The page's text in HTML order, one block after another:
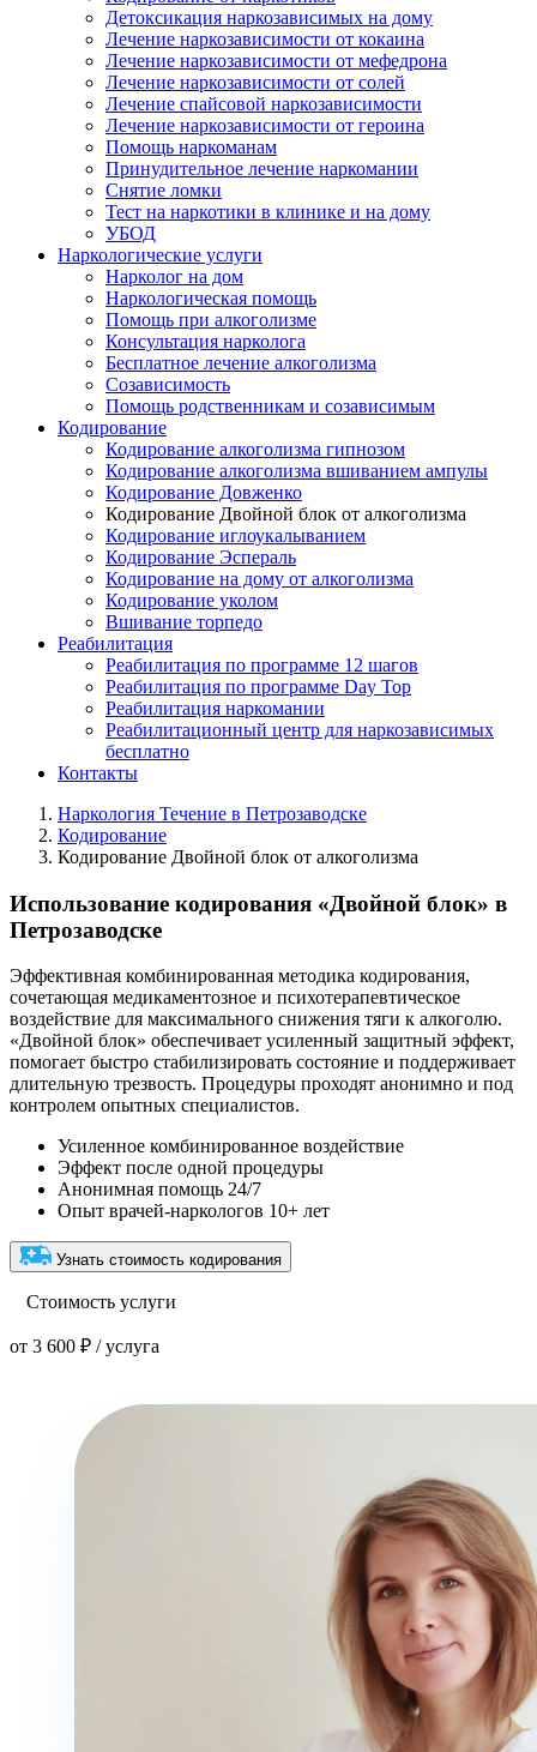
Детоксикация наркозависимых на дому
Лечение наркозависимости от кокаина
Лечение наркозависимости от мефедрона
Лечение наркозависимости от солей
Лечение спайсовой наркозависимости
Лечение наркозависимости от героина
Помощь наркоманам
Принудительное лечение наркомании
Снятие ломки
Тест на наркотики в клинике и на дому
УБОД
Наркологические услуги
Нарколог на дом
Наркологическая помощь
Помощь при алкоголизме
Консультация нарколога
Бесплатное лечение алкоголизма
Созависимость
Помощь родственникам и созависимым
Кодирование
Кодирование алкоголизма гипнозом
Кодирование алкоголизма вшиванием ампулы
Кодирование Довженко
Кодирование Двойной блок от алкоголизма
Кодирование иглоукалыванием
Кодирование Эспераль
Кодирование на дому от алкоголизма
Кодирование уколом
Вшивание торпедо
Реабилитация
Реабилитация по программе 12 шагов
Реабилитация по программе Day Top
Реабилитация наркомании
Реабилитационный центр для наркозависимых
бесплатно
Контакты
Наркология Течение в Петрозаводске
Кодирование
Кодирование Двойной блок от алкоголизма
Использование кодирования «Двойной блок» в
Петрозаводске
Эффективная комбинированная методика кодирования,
сочетающая медикаментозное и психотерапевтическое
воздействие для максимального снижения тяги к алкоголю.
«Двойной блок» обеспечивает усиленный защитный эффект,
помогает быстро стабилизировать состояние и поддерживает
длительную трезвость. Процедуры проходят анонимно и под
контролем опытных специалистов.
Усиленное комбинированное воздействие
Эффект после одной процедуры
Анонимная помощь 24/7
Опыт врачей-наркологов 10+ лет
Узнать стоимость кодирования
Стоимость услуги
от 3 600 ₽ / услуга